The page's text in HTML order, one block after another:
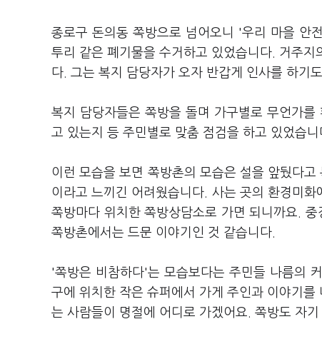
종로구 돈의동 쪽방으로 넘어오니 '우리 마을 안
투리 같은 폐기물을 수거하고 있었습니다. 거주
다. 그는 복지 담당자가 오자 반갑게 인사를 하기
복지 담당자들은 쪽방을 돌며 가구별로 무언가
고 있는지 등 주민별로 맞춤 점검을 하고 있었습니
이런 모습을 보면 쪽방촌의 모습은 설을 앞뒀다
이라고 느끼긴 어려웠습니다. 사는 곳의 환경미
쪽방마다 위치한 쪽방상담소로 가면 되니까요.
쪽방촌에서는 드문 이야기인 것 같습니다.
'쪽방은 비참하다'는 모습보다는 주민들 나름의
구에 위치한 작은 슈퍼에서 가게 주인과 이야기
는 사람들이 명절에 어디로 가겠어요. 쪽방도 자